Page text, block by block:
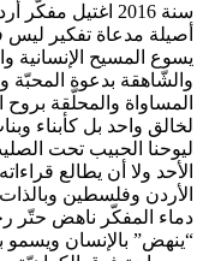
سنة 2016
أصيلة مدعاة تفكير
يسوع المسيح الإنسانية
والشّاهقة بدعوة المحبّة
المساواة والمحلّقة
لخالق واحد بل كأبناء
ليوحنا الحبيب تحت
الأحد ولا أن يطالع
الأردن وفلسطين
دماء المفكّر ناهض حتّر
“ينهض” بالإنسان ويسمو